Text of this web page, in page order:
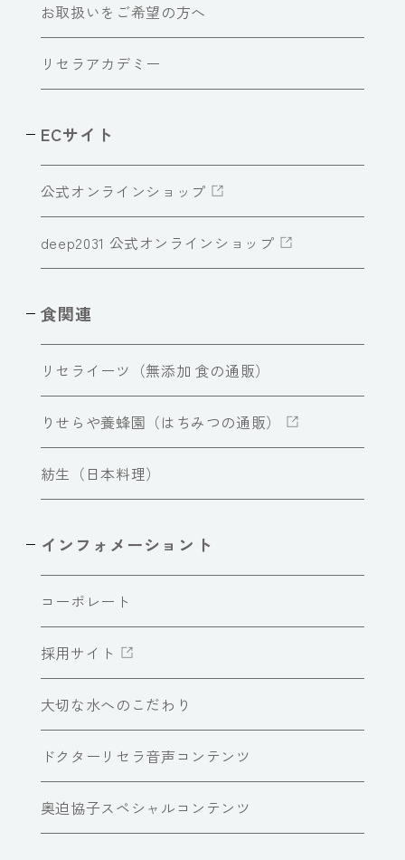
お取扱いをご希望の方へ
リセラアカデミー
ECサイト
公式オンラインショップ
deep2031 公式オンラインショップ
食関連
リセライーツ（無添加 食の通販）
りせらや養蜂園（はちみつの通販）
紡生（日本料理）
インフォメーショント
コーポレート
採用サイト
大切な水へのこだわり
ドクターリセラ音声コンテンツ
奥迫協子スペシャルコンテンツ